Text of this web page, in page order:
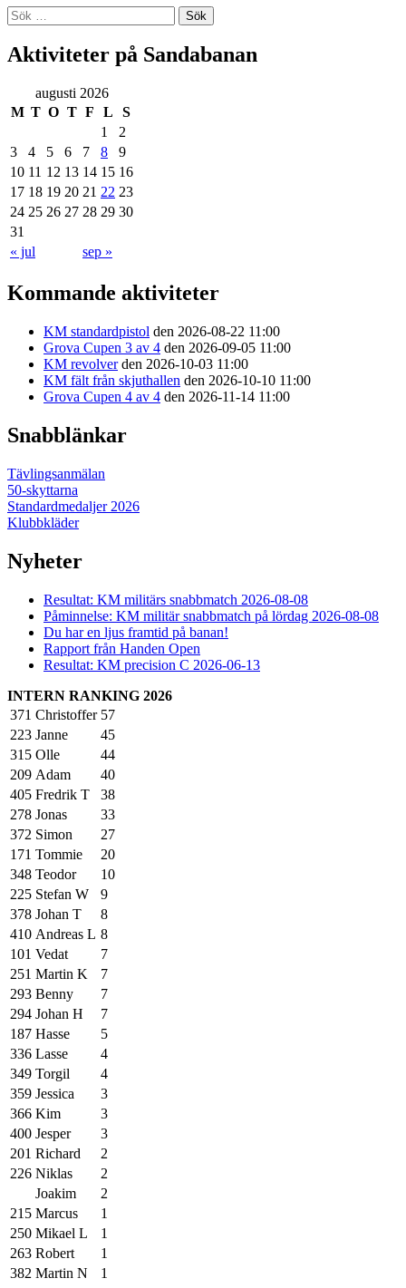
Sök
efter:
Aktiviteter på Sandabanan
augusti 2026
M T O T F L
S
1
2
3
4 5 6 7 8
9
10 11 12 13 14 15 16
17 18 19 20 21 22 23
24 25 26 27 28 29 30
31
« jul
sep »
Kommande aktiviteter
KM standardpistol den 2026-08-22 11:00
Grova Cupen 3 av 4 den 2026-09-05 11:00
KM revolverden 2026-10-03 11:00
KM fält från skjuthallen den 2026-10-10 11:00
Grova Cupen 4 av 4 den 2026-11-14 11:00
Snabblänkar
Tävlingsanmälan
50-skyttarna
Standardmedaljer 2026
Klubbkläder
Nyheter
Resultat: KM militärs snabbmatch 2026-08-08
Påminnelse: KM militär snabbmatch på lördag 2026-08-08
Du har en ljus framtid på banan!
Rapport från Handen Open
Resultat: KM precision C 2026-06-13
INTERN RANKING 2026
371 Christoffer 57
223 Janne
45
315 Olle
44
209 Adam
40
405 Fredrik T
38
278 Jonas
33
372 Simon
27
171 Tommie
20
348 Teodor
10
225 Stefan W
9
378 Johan T
8
410 Andreas L 8
101 Vedat
7
251 Martin K
7
293 Benny
7
294 Johan H
7
187 Hasse
5
336 Lasse
4
349 Torgil
4
359 Jessica
3
366 Kim
3
400 Jesper
3
201 Richard
2
226 Niklas
2
Joakim
2
215 Marcus
1
250 Mikael L
1
263 Robert
1
382 Martin N
1